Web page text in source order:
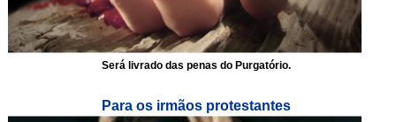
Será livrado das penas do Purgatório.
Para os irmãos protestantes